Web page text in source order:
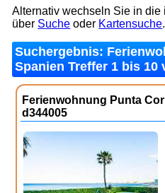
Alternativ wechseln Sie in
über Suche oder Kartensuche.
Suchergebnis:
Spanien Treffer 1 bis 10
Ferienwohnung Punta
d344005